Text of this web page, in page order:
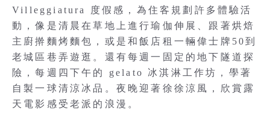
Villeggiatura 度假感，為住客規劃許多體驗活
動，像是清晨在草地上進行瑜伽伸展、跟著烘焙
主廚擀麵烤麵包，或是和飯店租一輛偉士牌50到
老城區巷弄遊逛。還有每週一固定的地下隧道探
險，每週四下午的 gelato 冰淇淋工作坊，學著
自製一球清涼冰品。夜晚迎著徐徐涼風，欣賞露
天電影感受老派的浪漫。